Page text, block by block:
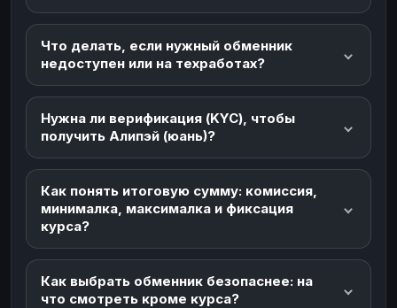
Что делать, если нужный обменник
недоступен или на техработах?
Нужна ли верификация (KYC), чтобы
получить Алипэй (юань)?
Как понять итоговую сумму: комиссия,
минималка, максималка и фиксация
курса?
Как выбрать обменник безопаснее: на
что смотреть кроме курса?